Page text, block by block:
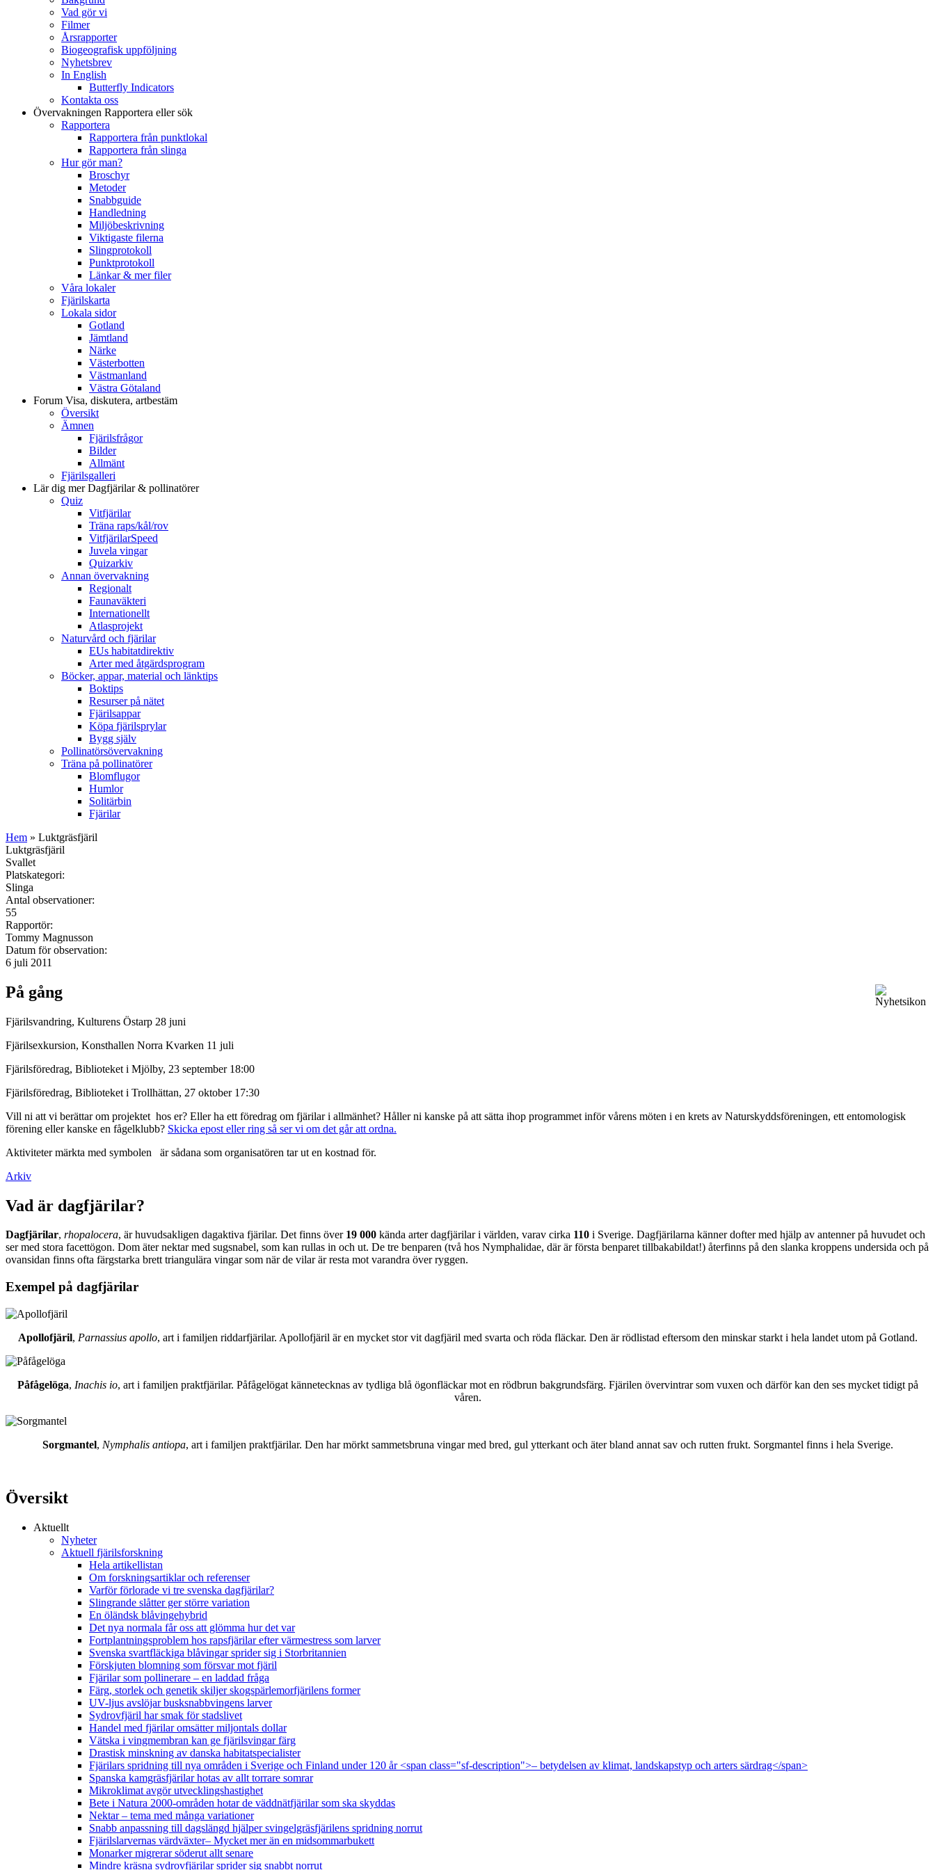
Vad gör vi
Filmer
Årsrapporter
Biogeografisk uppföljning
Nyhetsbrev
In English
Butterfly Indicators
Kontakta oss
Övervakningen Rapportera eller sök
Rapportera
Rapportera från punktlokal
Rapportera från slinga
Hur gör man?
Broschyr
Metoder
Snabbguide
Handledning
Miljöbeskrivning
Viktigaste filerna
Slingprotokoll
Punktprotokoll
Länkar & mer filer
Våra lokaler
Fjärilskarta
Lokala sidor
Gotland
Jämtland
Närke
Västerbotten
Västmanland
Västra Götaland
Forum Visa, diskutera, artbestäm
Översikt
Ämnen
Fjärilsfrågor
Bilder
Allmänt
Fjärilsgalleri
Lär dig merDagfjärilar & pollinatörer
Quiz
Vitfjärilar
Träna raps/kål/rov
VitfjärilarSpeed
Juvela vingar
Quizarkiv
Annan övervakning
Regionalt
Faunaväkteri
Internationellt
Atlasprojekt
Naturvård och fjärilar
EUs habitatdirektiv
Arter med åtgärdsprogram
Böcker, appar, material och länktips
Boktips
Resurser på nätet
Fjärilsappar
Köpa fjärilsprylar
Bygg själv
Pollinatörsövervakning
Träna på pollinatörer
Blomflugor
Humlor
Solitärbin
Fjärilar
Hem » Luktgräsfjäril
Luktgräsfjäril
Svallet
Platskategori:
Slinga
Antal observationer:
55
Rapportör:
Tommy Magnusson
Datum för observation:
6 juli 2011
På gång
Fjärilsvandring, Kulturens Östarp 28 juni
Fjärilsexkursion, Konsthallen Norra Kvarken 11 juli
Fjärilsföredrag, Biblioteket i Mjölby, 23 september 18:00
Fjärilsföredrag, Biblioteket i Trollhättan, 27 oktober 17:30
Vill ni att vi berättar om projektet hos er? Eller ha ett föredrag om fjärilar i allmänhet? Håller ni kanske på att sätta ihop programmet inför vårens möten i en krets av Naturskyddsföreningen, ett entomologisk
förening eller kanske en fågelklubb? Skicka epost eller ring så ser vi om det går att ordna.
Aktiviteter märkta med symbolen
är sådana som organisatören tar ut en kostnad för.
Arkiv
Vad är dagfjärilar?
Dagfjärilar, rhopalocera, är huvudsakligen dagaktiva fjärilar. Det finns över 19 000 kända arter dagfjärilar i världen, varav cirka 110 i Sverige. Dagfjärilarna känner dofter med hjälp av antenner på huvudet och
ser med stora facettögon. Dom äter nektar med sugsnabel, som kan rullas in och ut. De tre benparen (två hos Nymphalidae, där är första benparet tillbakabildat!) återfinns på den slanka kroppens undersida och på
ovansidan finns ofta färgstarka brett triangulära vingar som när de vilar är resta mot varandra över ryggen.
Exempel på dagfjärilar
Apollofjäril, Parnassius apollo, art i familjen riddarfjärilar. Apollofjäril är en mycket stor vit dagfjäril med svarta och röda fläckar. Den är rödlistad eftersom den minskar starkt i hela landet utom på Gotland.
Påfågelöga, Inachis io, art i familjen praktfjärilar. Påfågelögat kännetecknas av tydliga blå ögonfläckar mot en rödbrun bakgrundsfärg. Fjärilen övervintrar som vuxen och därför kan den ses mycket tidigt på
våren.
Sorgmantel, Nymphalis antiopa, art i familjen praktfjärilar. Den har mörkt sammetsbruna vingar med bred, gul ytterkant och äter bland annat sav och rutten frukt. Sorgmantel finns i hela Sverige.
Översikt
Aktuellt
Nyheter
Aktuell fjärilsforskning
Hela artikellistan
Om forskningsartiklar och referenser
Varför förlorade vi tre svenska dagfjärilar?
Slingrande slåtter ger större variation
En öländsk blåvingehybrid
Det nya normala får oss att glömma hur det var
Fortplantningsproblem hos rapsfjärilar efter värmestress som larver
Svenska svartfläckiga blåvingar sprider sig i Storbritannien
Förskjuten blomning som försvar mot fjäril
Fjärilar som pollinerare – en laddad fråga
Färg, storlek och genetik skiljer skogspärlemorfjärilens former
UV-ljus avslöjar busksnabbvingens larver
Sydrovfjäril har smak för stadslivet
Handel med fjärilar omsätter miljontals dollar
Vätska i vingmembran kan ge fjärilsvingar färg
Drastisk minskning av danska habitatspecialister
Fjärilars spridning till nya områden i Sverige och Finland under 120 år <span class="sf-description">– betydelsen av klimat, landskapstyp och arters särdrag</span>
Spanska kamgräsfjärilar hotas av allt torrare somrar
Mikroklimat avgör utvecklingshastighet
Bete i Natura 2000-områden hotar de väddnätfjärilar som ska skyddas
Nektar – tema med många variationer
Snabb anpassning till dagslängd hjälper svingelgräsfjärilens spridning norrut
Fjärilslarvernas värdväxter– Mycket mer än en midsommarbukett
Monarker migrerar söderut allt senare
Mindre kräsna sydrovfjärilar sprider sig snabbt norrut